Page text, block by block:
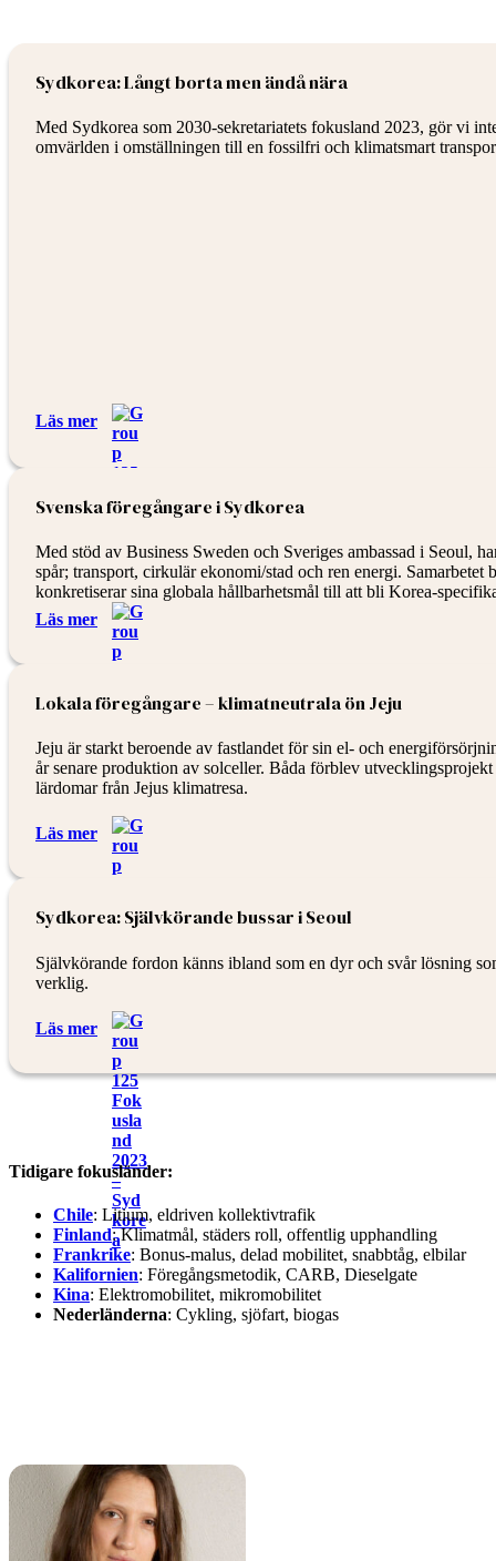
Sydkorea: Långt borta men ändå nära
Med Sydkorea som 2030-sekretariatets fokusland 2023, gör vi
omvärlden i omställningen till en fossilfri och klimatsmart
Läs mer
Svenska föregångare i Sydkorea
Med stöd av Business Sweden och Sveriges ambassad i Seoul,
spår; transport, cirkulär ekonomi/stad och ren energi.
konkretiserar sina globala hållbarhetsmål till att bli Korea-
Läs mer
Lokala föregångare – klimatneutrala ön Jeju
Jeju är starkt beroende av fastlandet för sin el- och
år senare produktion av solceller. Båda förblev
lärdomar från Jejus klimatresa.
Läs mer
Sydkorea: Självkörande bussar i Seoul
Självkörande fordon känns ibland som en dyr och svår lösning
verklig.
Läs mer
Tidigare fokusländer:
Chile: Litium, eldriven kollektivtrafik
Finland: Klimatmål, städers roll, offentlig upphandling
Frankrike: Bonus-malus, delad mobilitet, snabbtåg, elbilar
Kalifornien: Föregångsmetodik, CARB, Dieselgate
Kina: Elektromobilitet, mikromobilitet
Nederländerna: Cykling, sjöfart, biogas